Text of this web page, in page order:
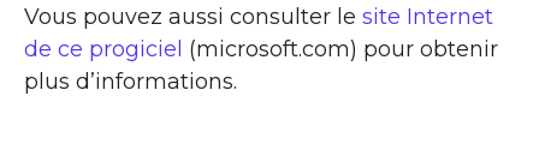
Vous pouvez aussi consulter le site Internet
de ce progiciel (microsoft.com) pour obtenir
plus d’informations.